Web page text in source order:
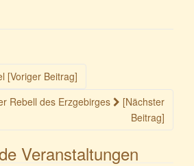
[Voriger Beitrag]
Rebell des Erzgebirges
[Nächster
Beitrag]
Veranstaltungen